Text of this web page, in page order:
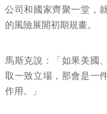
公司和國家齊聚一堂，
的風險展開初期規畫。
馬斯克說：「如果美國
取一致立場，那會是一
作用。」